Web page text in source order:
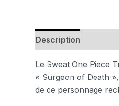
Description
Le Sweat One Piece
« Surgeon of Death
de ce personnage